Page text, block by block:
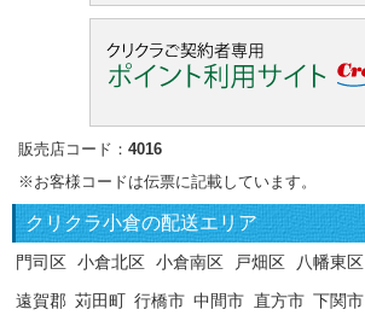
販売店コード： 4016
※お客様コードは伝票に記載しています。
クリクラ小倉の配送エリア
門司区 小倉北区 小倉南区 戸畑区 八幡東区
遠賀郡 苅田町 行橋市 中間市 直方市 下関市